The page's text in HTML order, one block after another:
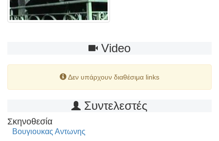
Video
Δεν υπάρχουν διαθέσιμα links
Συντελεστές
Σκηνοθεσία
Βουγιουκας Αντωνης